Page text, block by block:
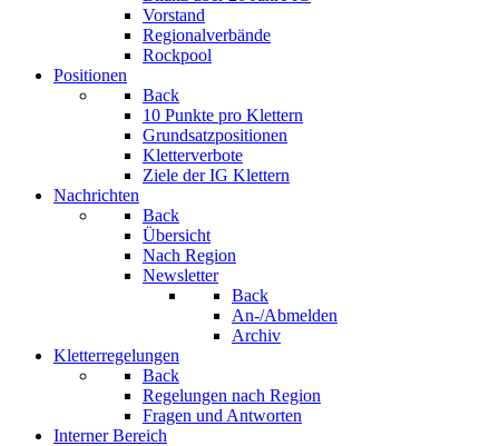
Vorstand
Regionalverbände
Rockpool
Positionen
Back
10 Punkte pro Klettern
Grundsatzpositionen
Kletterverbote
Ziele der IG Klettern
Nachrichten
Back
Übersicht
Nach Region
Newsletter
Back
An-/Abmelden
Archiv
Kletterregelungen
Back
Regelungen nach Region
Fragen und Antworten
Interner Bereich